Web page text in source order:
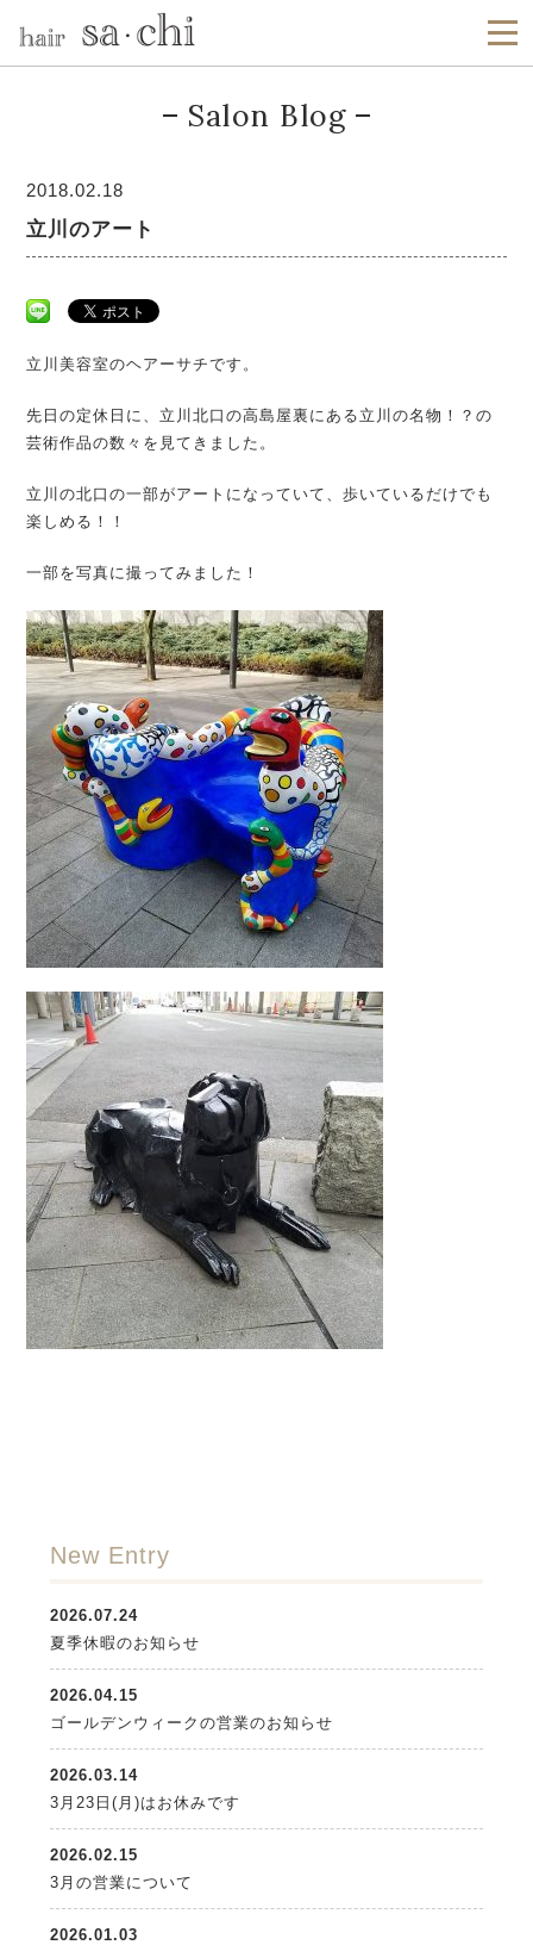
Salon Blog
2018.02.18
立川のアート
立川美容室のヘアーサチです。
先日の定休日に、立川北口の高島屋裏にある立川の名物！？の
芸術作品の数々を見てきました。
立川の北口の一部がアートになっていて、歩いているだけでも
楽しめる！！
一部を写真に撮ってみました！
New Entry
2026.07.24
夏季休暇のお知らせ
2026.04.15
ゴールデンウィークの営業のお知らせ
2026.03.14
3月23日(月)はお休みです
2026.02.15
3月の営業について
2026.01.03